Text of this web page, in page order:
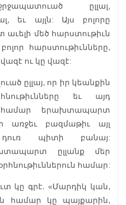
ըլլալ,
եւ այլն: Այս բոլորը
մեծ հարստութիւն
հարստութիւնները,
ու կը վազէ:
ըլլայ, որ իր կեանքին
եւ այդ
համար երախտապարտ
առջեւ բազմաթիւ այլ
դուռ պիտի բանայ:
ըլլանք մեր
համար:
կը գրէ. «Մարդիկ կան,
համար կը պայքարին,